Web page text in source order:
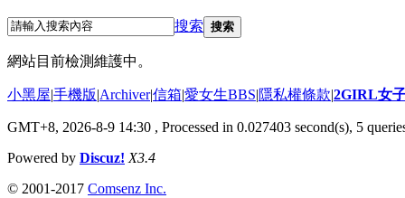
搜索 搜索
網站目前檢測維護中。
小黑屋|手機版|Archiver|信箱|愛女生BBS|隱私權條款|2GIRL女
GMT+8, 2026-8-9 14:30 , Processed in 0.027403 second(s), 5
Powered by Discuz! X3.4
© 2001-2017 Comsenz Inc.